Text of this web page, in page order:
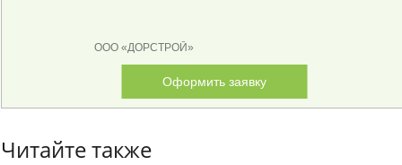
ООО «ДОРСТРОЙ»
Оформить заявку
Читайте также